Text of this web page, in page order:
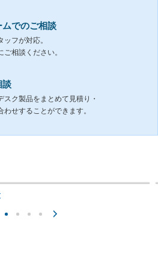
ムでのご相談
ッフが対応。
ご相談ください。
談
スク製品をまとめて見積り・
わせすることができます。